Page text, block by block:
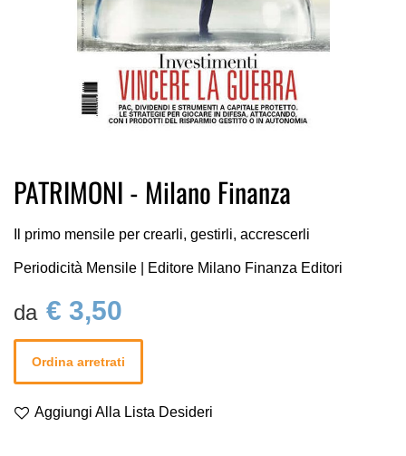
all'inizio
galleria
immagini
PATRIMONI - Milano Finanza
Il primo mensile per crearli, gestirli, accrescerli
Periodicità Mensile | Editore Milano Finanza Editori
€ 3,50
Ordina arretrati
Aggiungi Alla Lista Desideri